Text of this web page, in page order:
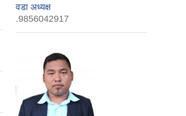
वडा अध्यक्ष
.9856042917